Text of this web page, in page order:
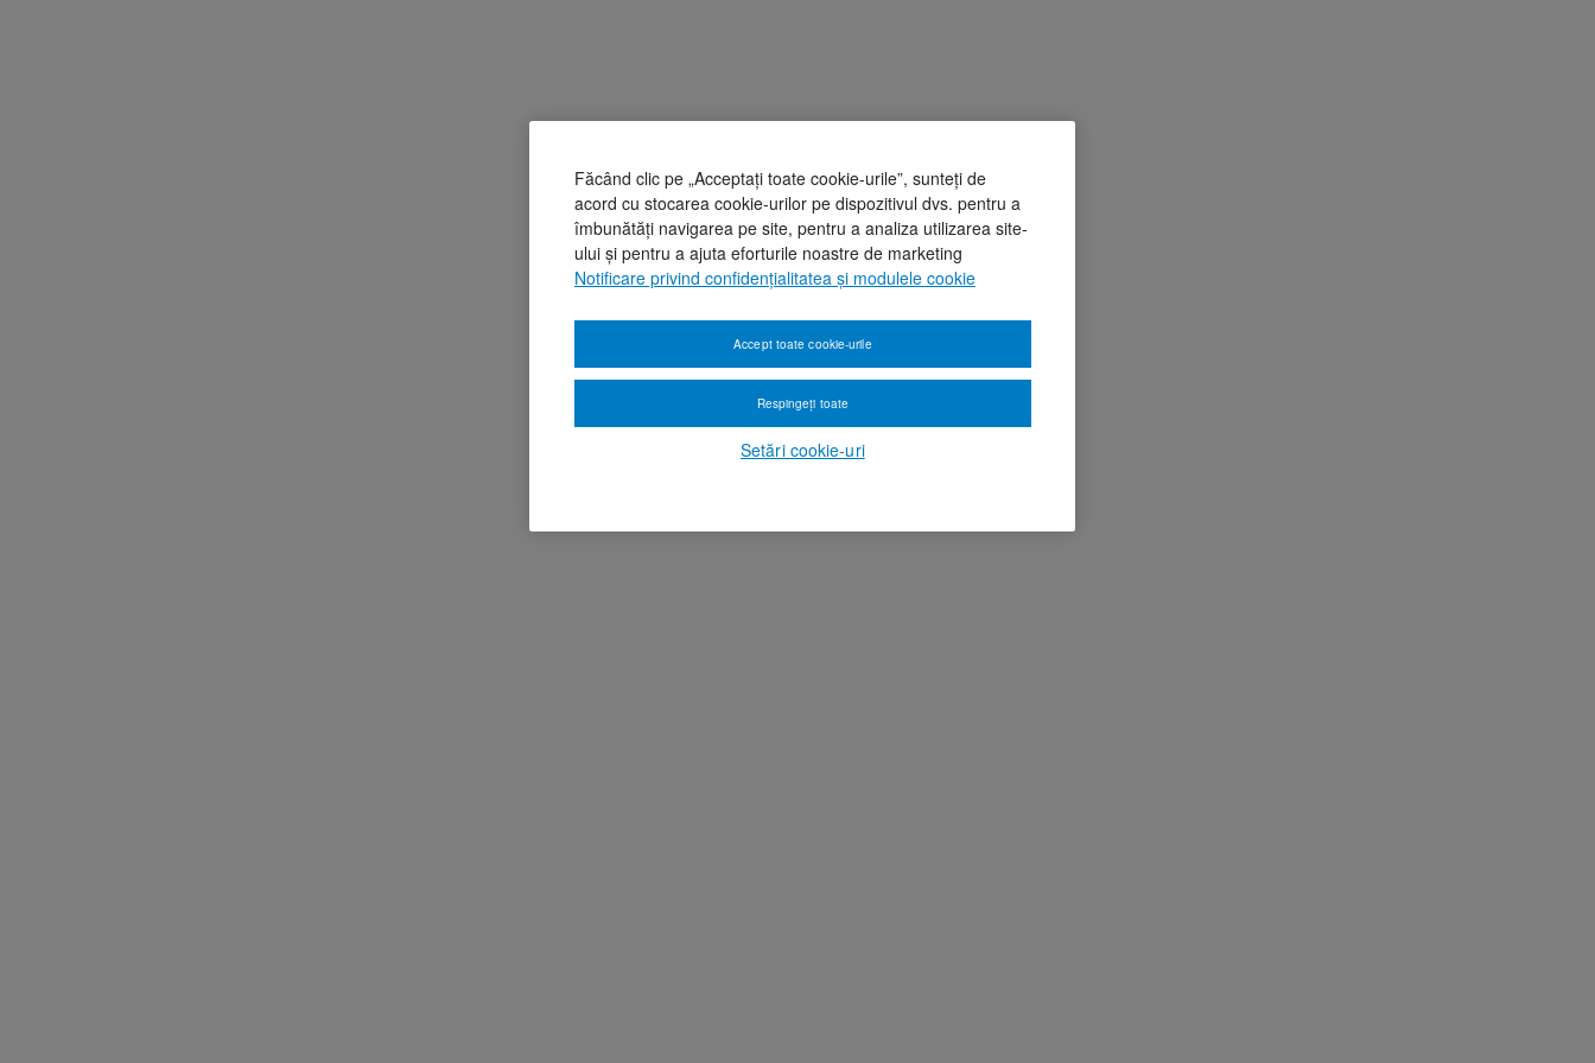
Făcând clic pe „Acceptați toate cookie-urile”, sunteți de
acord cu stocarea cookie-urilor pe dispozitivul dvs. pentru a
îmbunătăți navigarea pe site, pentru a analiza utilizarea site-
ului și pentru a ajuta eforturile noastre de marketing
Notificare privind confidențialitatea și modulele cookie
Setări cookie-uri
Respingeți toate
Accept toate cookie-urile